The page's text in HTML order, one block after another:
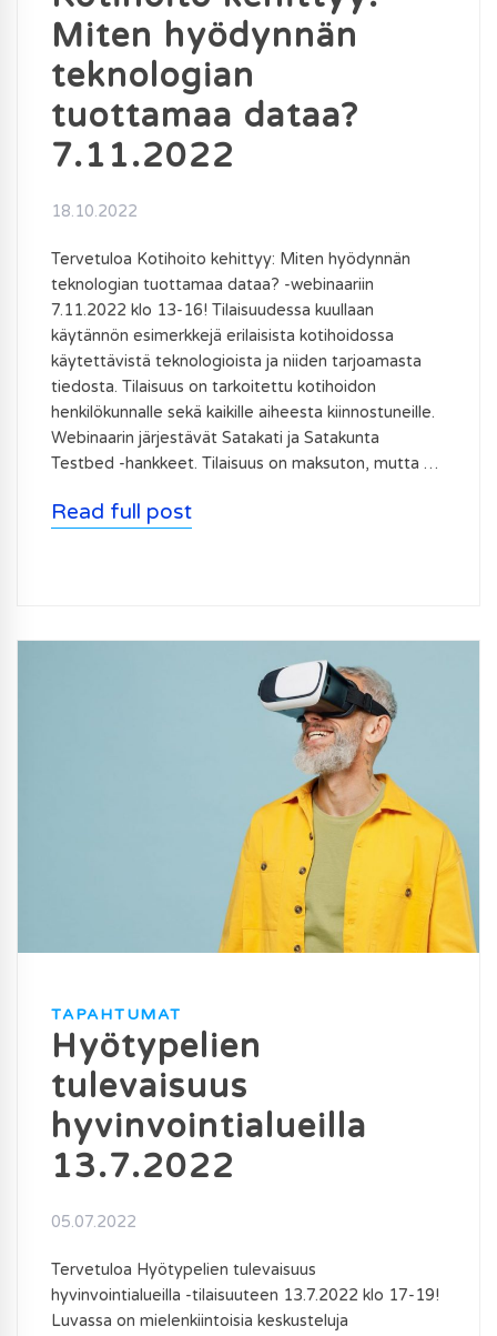
Miten hyödynnän
teknologian
tuottamaa dataa?
7.11.2022
18.10.2022
Tervetuloa Kotihoito kehittyy: Miten hyödynnän
teknologian tuottamaa dataa? -webinaariin
7.11.2022 klo 13-16! Tilaisuudessa kuullaan
käytännön esimerkkejä erilaisista kotihoidossa
käytettävistä teknologioista ja niiden tarjoamasta
tiedosta. Tilaisuus on tarkoitettu kotihoidon
henkilökunnalle sekä kaikille aiheesta kiinnostuneille.
Webinaarin järjestävät Satakati ja Satakunta
Testbed -hankkeet. Tilaisuus on maksuton, mutta …
Read full post
TAPAHTUMAT
Hyötypelien
tulevaisuus
hyvinvointialueilla
13.7.2022
05.07.2022
Tervetuloa Hyötypelien tulevaisuus
hyvinvointialueilla -tilaisuuteen 13.7.2022 klo 17-19!
Luvassa on mielenkiintoisia keskusteluja